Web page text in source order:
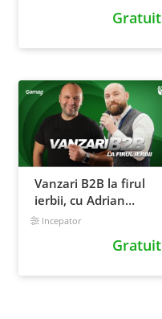
Gratuit
Vanzari B2B la firul
ierbii, cu Adrian
Cioroianu
Incepator
Gratuit